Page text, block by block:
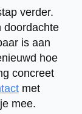
verder.
doordachte
is aan
hoe
concreet
met
mee.